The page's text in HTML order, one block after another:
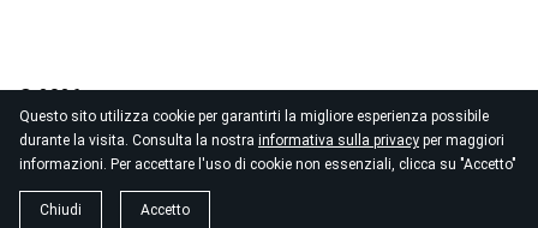
Questo sito utilizza cookie per garantirti la migliore esperienza possibile
durante la visita. Consulta la nostra informativa sulla privacy per maggiori
informazioni. Per accettare l'uso di cookie non essenziali, clicca su "Accetto"
Chiudi Accetto
© 2026
Copyright Yola Inc. Tutti i diritti reservati. Normativa sulla
privacy|Termini di Servizi| Trattamento Dati